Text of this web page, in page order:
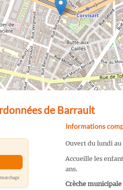
de Barrault
Informations
Ouvert du lundi au
Accueille les
ans.
Crèche municipale